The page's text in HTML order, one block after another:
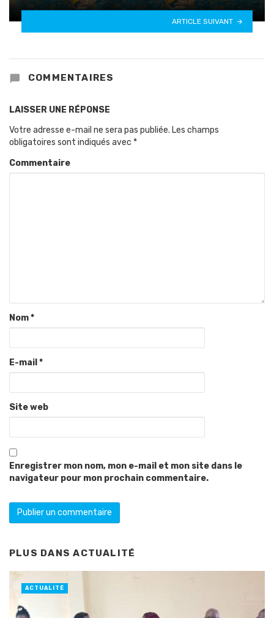
ARTICLE SUIVANT
COMMENTAIRES
LAISSER UNE RÉPONSE
Votre adresse e-mail ne sera pas publiée. Les champs
obligatoires sont indiqués avec *
Commentaire
Nom*
E-mail *
Site web
Enregistrer mon nom, mon e-mail et mon site dans le
navigateur pour mon prochain commentaire.
PLUS DANSACTUALITÉ
ACTUALITÉ